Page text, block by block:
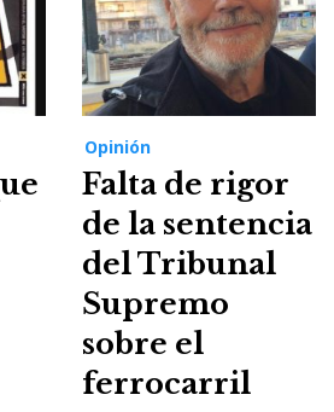
Opinión
Falta de rigor
de la sentencia
del Tribunal
Supremo
sobre el
ferrocarril